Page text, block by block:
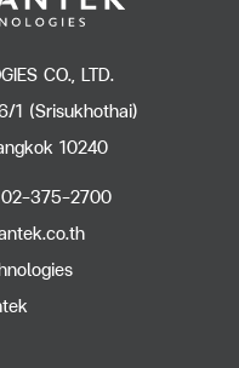
CO., LTD.
1 (Srisukhothai)
10240
375-2700